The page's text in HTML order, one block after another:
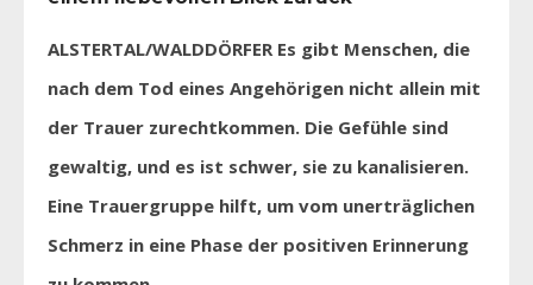
ALSTERTAL/WALDDÖRFER Es gibt Menschen, die
nach dem Tod eines Angehörigen nicht allein mit
der Trauer zurechtkommen. Die Gefühle sind
gewaltig, und es ist schwer, sie zu kanalisieren.
Eine Trauergruppe hilft, um vom unerträglichen
Schmerz in eine Phase der positiven Erinnerung